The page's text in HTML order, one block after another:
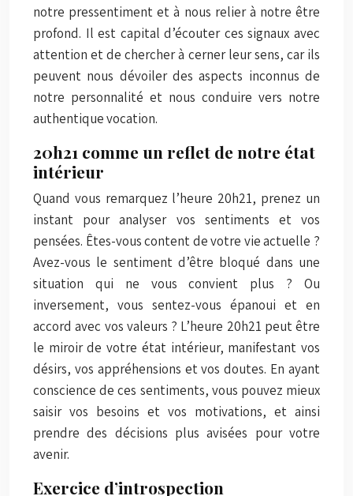
notre pressentiment et à nous relier à notre être
profond. Il est capital d’écouter ces signaux avec
attention et de chercher à cerner leur sens, car ils
peuvent nous dévoiler des aspects inconnus de
notre personnalité et nous conduire vers notre
authentique vocation.
20h21 comme un reflet de notre état
intérieur
Quand vous remarquez l’heure 20h21, prenez un
instant pour analyser vos sentiments et vos
pensées. Êtes-vous content de votre vie actuelle ?
Avez-vous le sentiment d’être bloqué dans une
situation qui ne vous convient plus ? Ou
inversement, vous sentez-vous épanoui et en
accord avec vos valeurs ? L’heure 20h21 peut être
le miroir de votre état intérieur, manifestant vos
désirs, vos appréhensions et vos doutes. En ayant
conscience de ces sentiments, vous pouvez mieux
saisir vos besoins et vos motivations, et ainsi
prendre des décisions plus avisées pour votre
avenir.
Exercice d’introspection